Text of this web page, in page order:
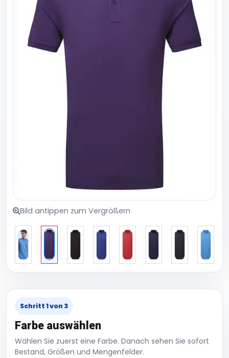
Bild antippen zum Vergrößern
Schritt 1 von 3
Farbe auswählen
Wählen Sie zuerst eine Farbe. Danach sehen Sie sofort
Bestand, Größen und Mengenfelder.